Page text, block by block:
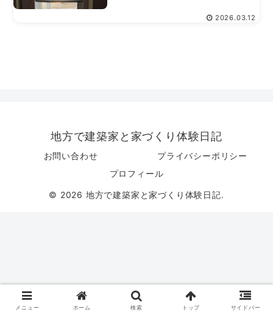
2026.03.12
地方で建築家と家づくり体験日記
お問い合わせ
プライバシーポリシー
プロフィール
© 2026 地方で建築家と家づくり体験日記.
メニュー ホーム 検索 トップ サイドバー